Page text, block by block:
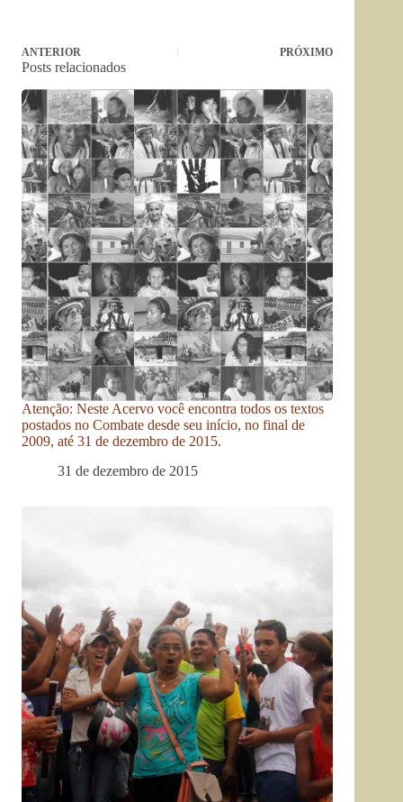
ANTERIOR PRÓXIMO
Posts relacionados
Atenção: Neste Acervo você encontra todos os textos
postados no Combate desde seu início, no final de
2009, até 31 de dezembro de 2015.
31 de dezembro de 2015